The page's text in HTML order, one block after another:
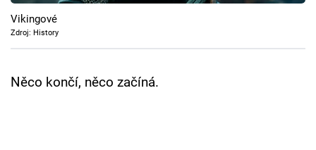
Pořady
Vikingové
Zdroj: History
Něco končí, něco začíná.